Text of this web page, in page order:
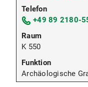
+49 89 2180-
K 550
Archäologische